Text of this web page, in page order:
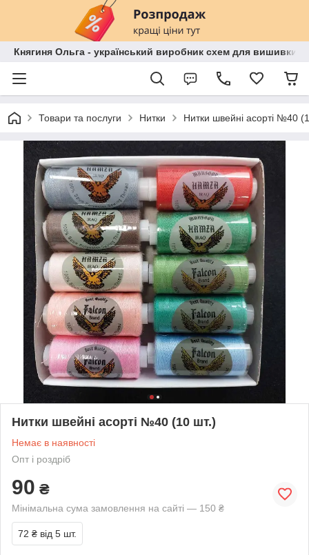
Княгиня Ольга - український виробник схем для вишивки
Товари та послуги Нитки Нитки швейні асорті №40
Нитки швейні асорті №40 (10 шт.)
Немає в наявності
Опт і роздріб
90 ₴
Мінімальна сума замовлення на сайті — 150 ₴
72 ₴ від 5 шт.